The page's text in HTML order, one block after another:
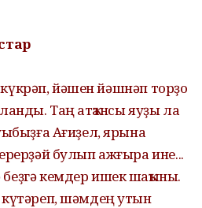
күкрәп, йәшен йәшнәп торҙо
Таң атҡансы яуҙы ла
Ағиҙел, ярына
булып ажғыра ине...
кемдер ишек шаҡыны.
шәмдең утын